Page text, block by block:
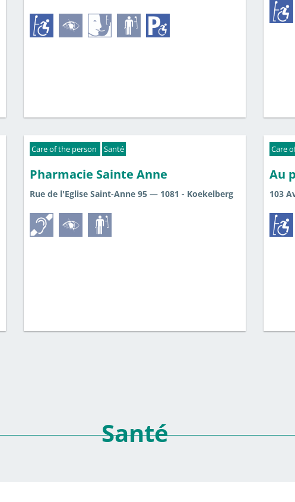
Care of the person Santé
Pharmacie Sainte Anne
Rue de l'Eglise Saint-Anne 95 — 1081 - Koekelberg
Care
Au
103
Santé